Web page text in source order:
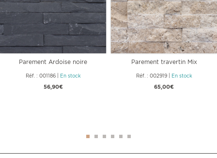
Parement Ardoise noire
Réf. : 001186| En stock
56,90€
Parement travertin Mix
Réf. : 002919| En stock
65,00€